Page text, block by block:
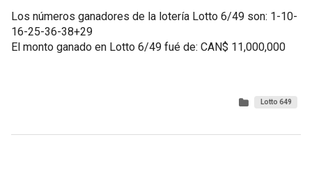
Los números ganadores de la lotería Lotto 6/49 son: 1-10-
16-25-36-38+29
El monto ganado en Lotto 6/49 fué de: CAN$ 11,000,000
Lotto 649